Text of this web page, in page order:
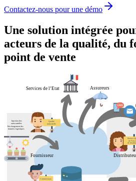
Contactez-nous pour une démo
Une solution intégrée
acteurs de la qualité, du
point de vente